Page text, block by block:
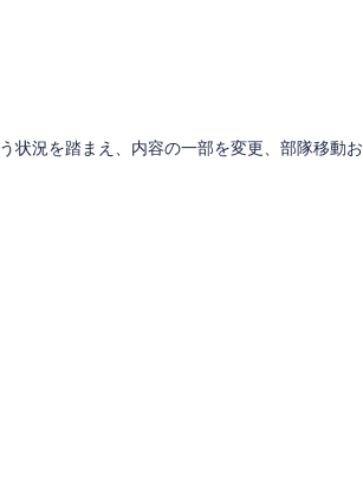
状況を踏まえ、内容の一部を変更、部隊移動お